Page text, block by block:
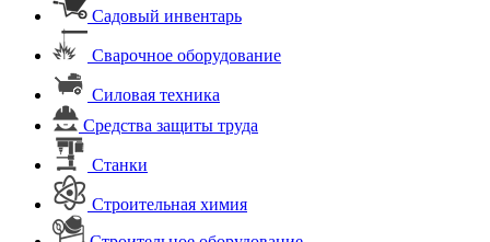
Садовый инвентарь
Сварочное оборудование
Силовая техника
Средства защиты труда
Станки
Строительная химия